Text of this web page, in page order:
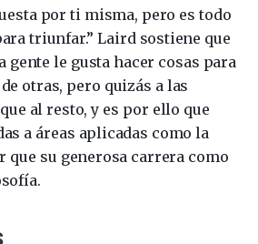
por ti misma, pero es todo
triunfar.” Laird sostiene que
gente le gusta hacer cosas para
otras, pero quizás a las
al resto, y es por ello que
a áreas aplicadas como la
que su generosa carrera como